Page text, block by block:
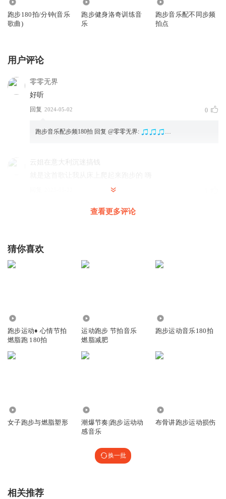
跑步180拍/分钟(音乐
歌曲)
跑步健身洛奇训练音
乐
跑步音乐配不同步频
拍点
用户评论
零零无界
好听
回复 2024-05-02 0
跑步音乐配步频180拍 回复 @零零无界:
云姐在意大利沉迷搞钱
跑步音乐配步频180拍回复 @ 云姐在意大利沉迷搞钱
圆梦财税Lee
mars_mq
武精灵丨Elf
查看更多评论
猜你喜欢
跑步运动♦️ 心情节拍
燃脂跑 180拍
运动跑步 节拍音乐
燃脂减肥
跑步运动音乐180拍
女子跑步与燃脂塑形
潮爆节奏|跑步运动动
感音乐
布骨讲跑步运动损伤
换一批
相关推荐